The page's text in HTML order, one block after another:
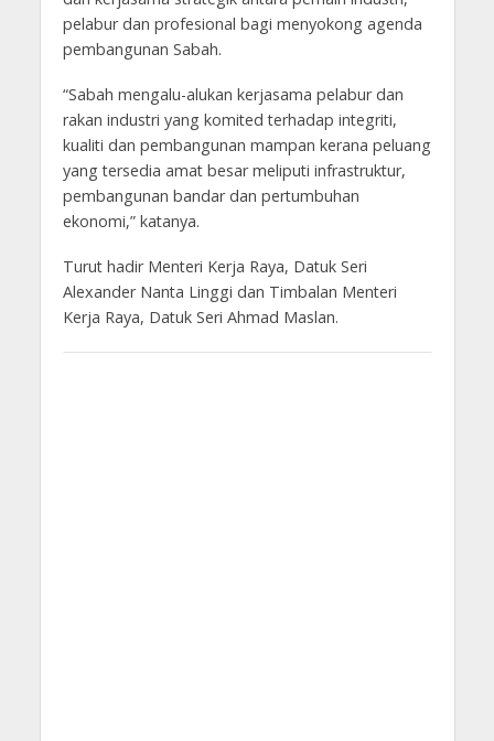
pelabur dan profesional bagi menyokong agenda
pembangunan Sabah.
“Sabah mengalu-alukan kerjasama pelabur dan
rakan industri yang komited terhadap integriti,
kualiti dan pembangunan mampan kerana peluang
yang tersedia amat besar meliputi infrastruktur,
pembangunan bandar dan pertumbuhan
ekonomi,” katanya.
Turut hadir Menteri Kerja Raya, Datuk Seri
Alexander Nanta Linggi dan Timbalan Menteri
Kerja Raya, Datuk Seri Ahmad Maslan.